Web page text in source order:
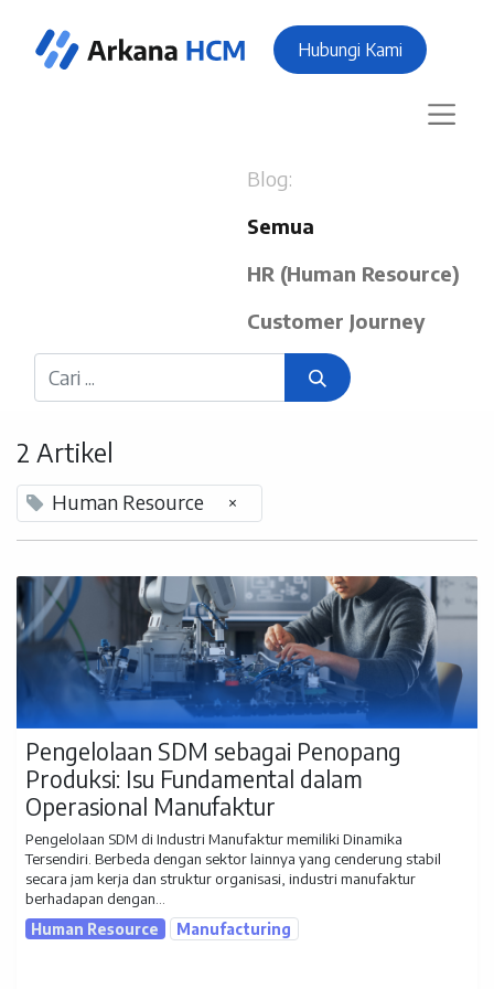
Hubungi Kami
Blog:
Semua
HR (Human Resource)
Customer Journey
2 Artikel
Human Resource ×
Pengelolaan SDM sebagai Penopang
Produksi: Isu Fundamental dalam
Operasional Manufaktur
Pengelolaan SDM di Industri Manufaktur memiliki Dinamika
Tersendiri. Berbeda dengan sektor lainnya yang cenderung stabil
secara jam kerja dan struktur organisasi, industri manufaktur
berhadapan dengan...
Human Resource Manufacturing